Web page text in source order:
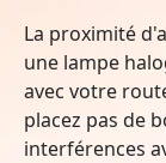
La proximité
une lampe
avec votre
placez pas de
interférences